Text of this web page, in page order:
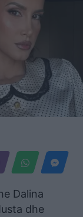
Dalina
dhe